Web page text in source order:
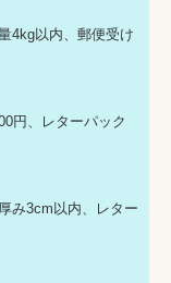
4kg以内、郵便受け
円、レターパック
み3cm以内、レター